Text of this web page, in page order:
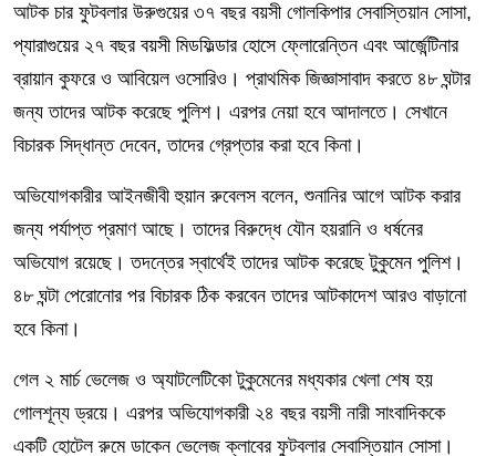
আটক চার ফুটবলার উরুগুয়ের ৩৭ বছর বয়সী গোলকিপার সেবাস্তিয়ান সোসা,
প্যারাগুয়ের ২৭ বছর বয়সী মিডফিল্ডার হোসে ফ্লোরেন্তিন এবং আর্জেন্টিনার
ব্রায়ান কুফরে ও আবিয়েল ওসোরিও। প্রাথমিক জিজ্ঞাসাবাদ করতে ৪৮ ঘন্টার
জন্য তাদের আটক করেছে পুলিশ। এরপর নেয়া হবে আদালতে। সেখানে
বিচারক সিদ্ধান্ত দেবেন, তাদের গ্রেপ্তার করা হবে কিনা।
অভিযোগকারীর আইনজীবী হুয়ান রুবেলস বলেন, শুনানির আগে আটক করার
জন্য পর্যাপ্ত প্রমাণ আছে। তাদের বিরুদ্ধে যৌন হয়রানি ও ধর্ষনের
অভিযোগ রয়েছে। তদন্তের স্বার্থেই তাদের আটক করেছে টুকুমেন পুলিশ।
৪৮ ঘন্টা পেরোনোর পর বিচারক ঠিক করবেন তাদের আটকাদেশ আরও বাড়ানো
হবে কিনা।
গেল ২ মার্চ ভেলেজ ও অ্যাটলেটিকো টুকুমেনের মধ্যকার খেলা শেষ হয়
গোলশূন্য ড্রয়ে। এরপর অভিযোগকারী ২৪ বছর বয়সী নারী সাংবাদিককে
একটি হোটেল রুমে ডাকেন ভেলেজ ক্লাবের ফুটবলার সেবাস্তিয়ান সোসা।